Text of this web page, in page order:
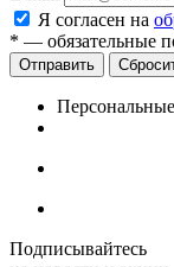
Я согласен на
* — обязательные
Подписывайтесь